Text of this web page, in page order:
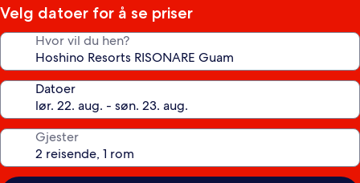
Velg datoer for å se priser
Hvor vil du hen?
Datoer
Gjester